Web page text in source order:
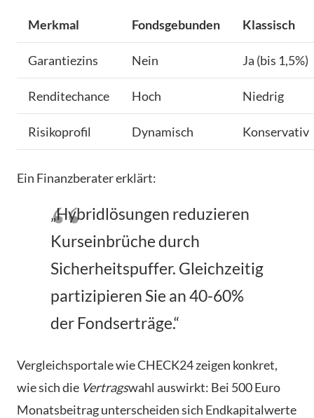
Merkmal Fondsgebunden Klassisch
Garantiezins Nein Ja (bis 1,5%)
Renditechance Hoch Niedrig
Risikoprofil Dynamisch Konservativ
Ein Finanzberater erklärt:
„Hybridlösungen reduzieren
Kurseinbrüche durch
Sicherheitspuffer. Gleichzeitig
partizipieren Sie an 40-60%
der Fondserträge.“
Vergleichsportale wie CHECK24 zeigen konkret,
wie sich die Vertragswahl auswirkt: Bei 500 Euro
Monatsbeitrag unterscheiden sich Endkapitalwerte